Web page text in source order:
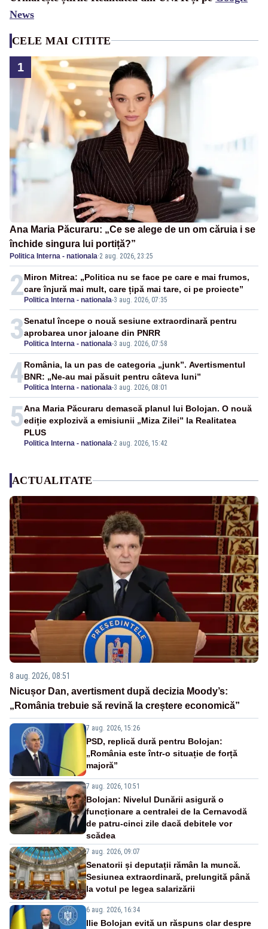
News
CELE MAI CITITE
1
Ana Maria Păcuraru: „Ce se alege de un om căruia i se
închide singura lui portiță?”
Politica Interna - nationala·2 aug. 2026, 23:25
2 Politica Interna - nationala-3 aug. 2026, 07:35
Miron Mitrea: „Politica nu se face pe care e mai frumos,
care înjură mai mult, care țipă mai tare, ci pe proiecte”
3 Politica Interna - nationala-3 aug. 2026, 07:58
Senatul începe o nouă sesiune extraordinară pentru
aprobarea unor jaloane din PNRR
4 Politica Interna - nationala-3 aug. 2026, 08:01
România, la un pas de categoria „junk”. Avertismentul
BNR: „Ne-au mai păsuit pentru câteva luni”
5
Politica Interna - nationala-2 aug. 2026, 15:42
Ana Maria Păcuraru demască planul lui Bolojan. O nouă
ediție explozivă a emisiunii „Miza Zilei” la Realitatea
PLUS
ACTUALITATE
8 aug. 2026, 08:51
Nicușor Dan, avertisment după decizia Moody’s:
„România trebuie să revină la creștere economică”
7 aug. 2026, 15:26
PSD, replică dură pentru Bolojan:
„România este într-o situație de forță
majoră”
7 aug. 2026, 10:51
Bolojan: Nivelul Dunării asigură o
funcționare a centralei de la Cernavodă
de patru-cinci zile dacă debitele vor
scădea
7 aug. 2026, 09:07
Senatorii și deputații rămân la muncă.
Sesiunea extraordinară, prelungită până
la votul pe legea salarizării
6 aug. 2026, 16:34
Ilie Bolojan evită un răspuns clar despre